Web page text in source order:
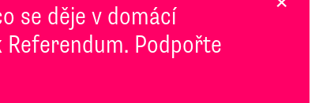
se děje v domácí
Podpořte